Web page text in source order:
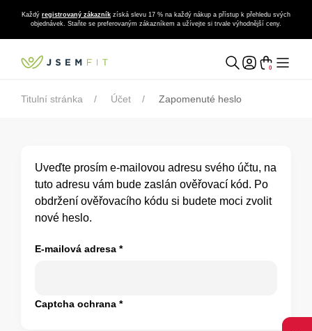
Každý registrovaný zákazník získá slevu 17 % na každý nákup a přístup k přehledu svých
objednávek. Staňte se preferovaným zákazníkem a užívejte si trvale výhodnější ceny.
0
Titulní stránka Účet Zapomenuté heslo
Uveďte prosím e-mailovou adresu svého účtu, na
tuto adresu vám bude zaslán ověřovací kód. Po
obdržení ověřovacího kódu si budete moci zvolit
nové heslo.
E-mailová adresa *
Captcha ochrana *